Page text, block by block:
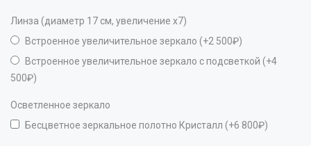
Линза (диаметр 17 см, увеличение х7)
Встроенное увеличительное зеркало (+2 500₽)
Встроенное увеличительное зеркало с подсветкой (+4
500₽)
Осветленное зеркало
Бесцветное зеркальное полотно Кристалл (+6 800₽)